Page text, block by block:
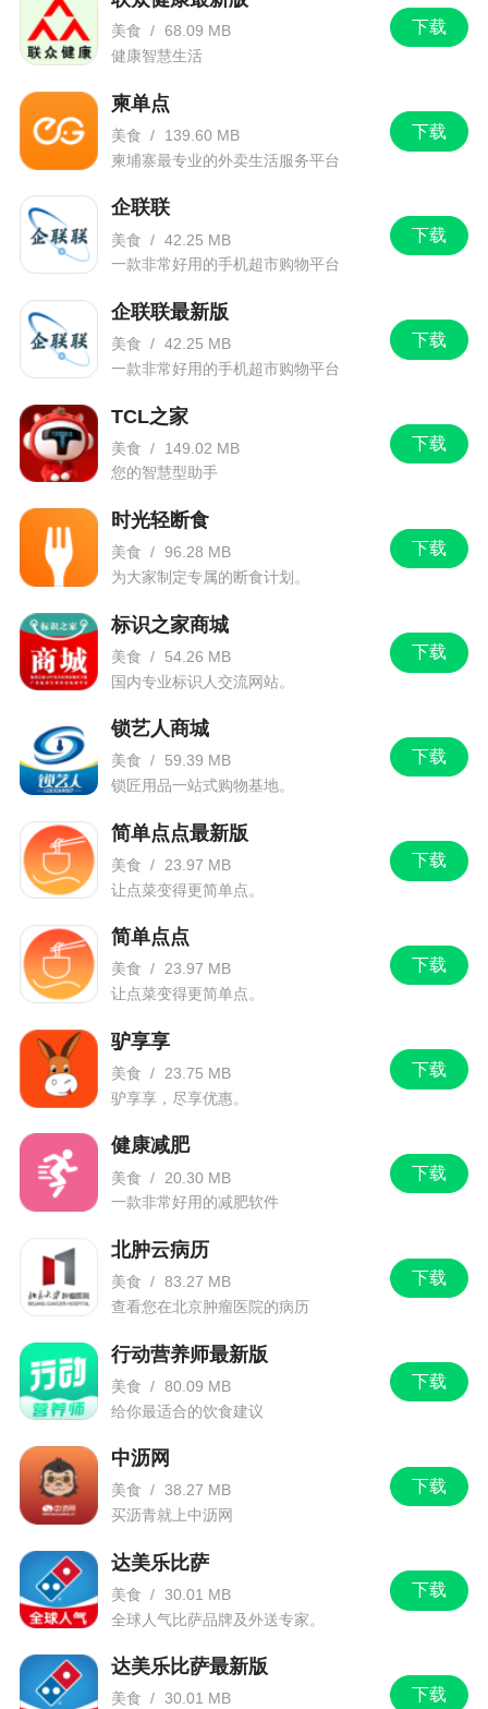
下载
美食 / 68.09 MB
健康智慧生活
下载
柬单点
美食 /
139.60 MB
柬埔寨最专业的外卖生活服务平台
下载
企联联
美食 / 42.25 MB
一款非常好用的手机超市购物平台
下载
企联联最新版
美食 / 42.25 MB
一款非常好用的手机超市购物平台
下载
TCL之家
美食 /
149.02 MB
您的智慧型助手
下载
时光轻断食
美食 / 96.28 MB
为大家制定专属的断食计划。
下载
标识之家商城
美食 /
54.26 MB
国内专业标识人交流网站。
下载
锁艺人商城
美食 /
59.39 MB
锁匠用品一站式购物基地。
下载
简单点点最新版
美食 /
23.97 MB
让点菜变得更简单点。
下载
简单点点
美食 / 23.97 MB
让点菜变得更简单点。
下载
驴享享
美食 /
23.75 MB
驴享享，尽享优惠。
下载
健康减肥
美食 /
20.30 MB
一款非常好用的减肥软件
下载
北肿云病历
美食 / 83.27 MB
查看您在北京肿瘤医院的病历
下载
行动营养师最新版
美食 / 80.09 MB
给你最适合的饮食建议
下载
中沥网
美食 / 38.27 MB
买沥青就上中沥网
下载
达美乐比萨
美食 / 30.01 MB
全球人气比萨品牌及外送专家。
下载
达美乐比萨最新版
美食 / 30.01 MB